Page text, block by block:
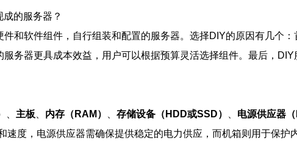
的服务器？
和软件组件，自行组装和配置的服务器。选择DIY的原因有几个
务器更具成本效益，用户可以根据预算灵活选择组件。最后，
主板 内存（RAM） 存储设备（HDD或SSD） 电源供应器（
度，电源供应器需确保提供稳定的电力供应，而机箱则用于保